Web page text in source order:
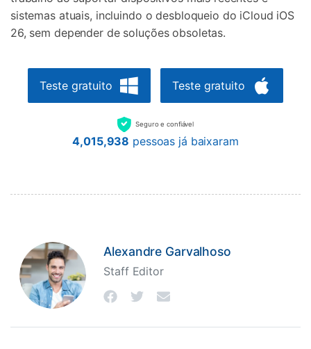
sistemas atuais, incluindo o desbloqueio do iCloud iOS
26, sem depender de soluções obsoletas.
Teste gratuito Teste gratuito
Seguro e confiável
4,015,938 pessoas já baixaram
Alexandre Garvalhoso
Staff Editor